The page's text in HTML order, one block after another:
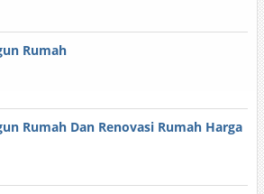
Rumah
Rumah Dan Renovasi Rumah Harga